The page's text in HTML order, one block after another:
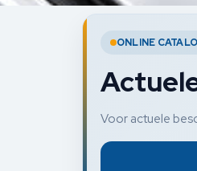
ONLINE
Voor actuele